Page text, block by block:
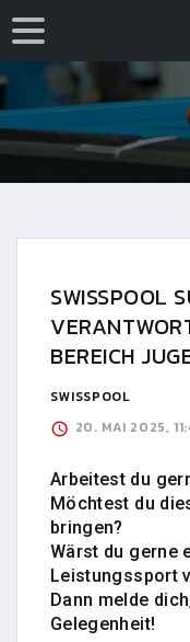
SWISSPOOL
BEREICH
SWISSPOOL
20. MAI 2025,
Arbeitest du
Möchtest du
bringen?
Wärst du gerne
Leistungssport
Dann melde
Gelegenheit!